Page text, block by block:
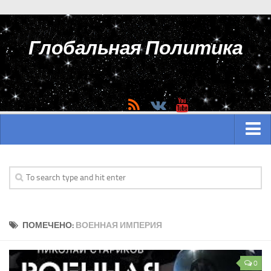
Глобальная Политика
АЗИЯ
Вооружение Азии
ПОМЕЧЕНО: ВОЕННАЯ ИМПЕРИЯ
0